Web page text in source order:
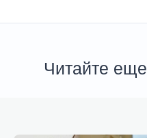
Читайте еще